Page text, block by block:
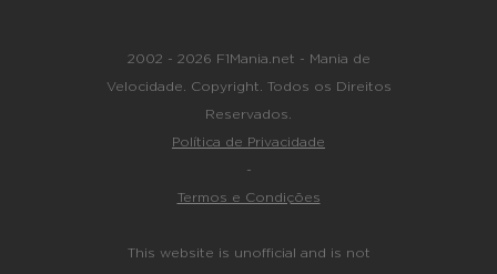
2002 - 2026 F1Mania.net - Mania de
Velocidade. Copyright. Todos os Direitos
Reservados.
Política de Privacidade
-
Termos e Condições
This website is unofficial and is not